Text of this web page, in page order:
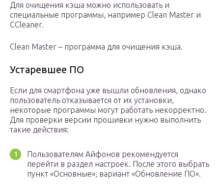
Для очищения кэша можно использовать и
специальные программы, например Clean Master и
CCleaner.
Clean Master – программа для очищения кэша.
Устаревшее ПО
Если для смартфона уже вышли обновления, однако
пользователь отказывается от их установки,
некоторые программы могут работать некорректно.
Для проверки версии прошивки нужно выполнить
такие действия:
Пользователям Айфонов рекомендуется
перейти в раздел настроек. После этого выбрать
пункт «Основные», вариант «Обновление ПО».